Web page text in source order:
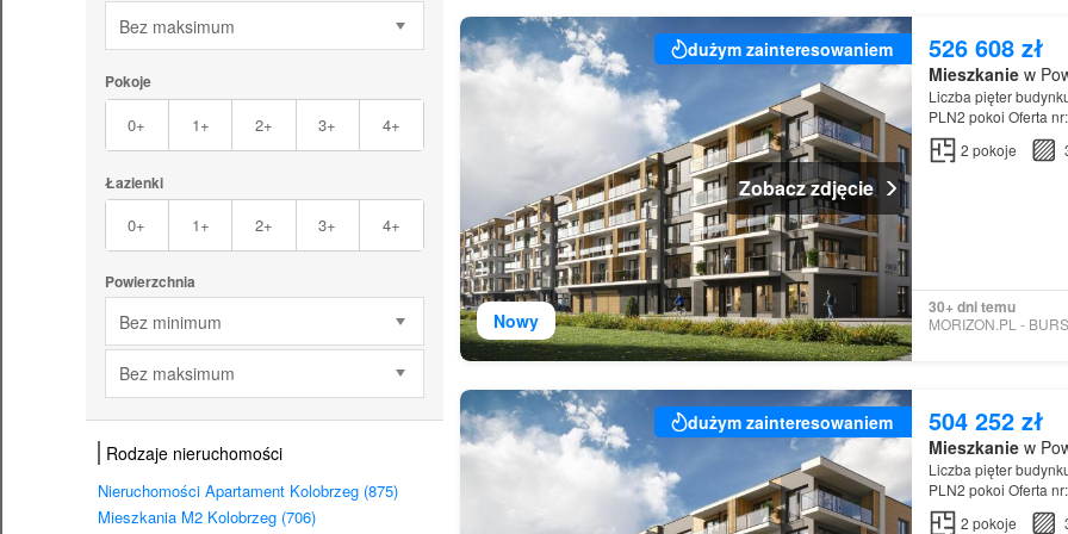
Bez maksimum
Pokoje
0+ 1+ 2+ 3+ 4+
Łazienki
0+ 1+ 2+ 3+ 4+
Powierzchnia
Bez minimum
Bez maksimum
Rodzaje nieruchomości
Nieruchomości Apartament Kolobrzeg (875)
Mieszkania M2 Kolobrzeg (706)
Nowy
dużym zainteresowaniem
Zobacz zdjęcie
526 608 zł
Mieszkaniew
Liczba pięter
PLN2 pokoi Oferta
2 pokoje
30+ dni temu
dużym zainteresowaniem 504 252 zł
Mieszkaniew
Liczba pięter
PLN2 pokoi Oferta
2 pokoje